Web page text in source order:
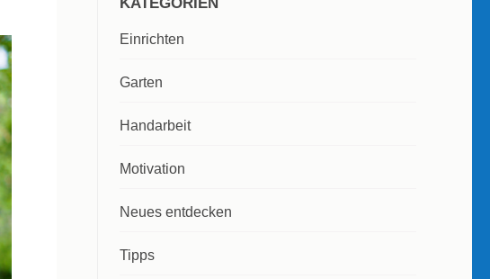
Einrichten
Garten
Handarbeit
Motivation
Neues entdecken
Tipps